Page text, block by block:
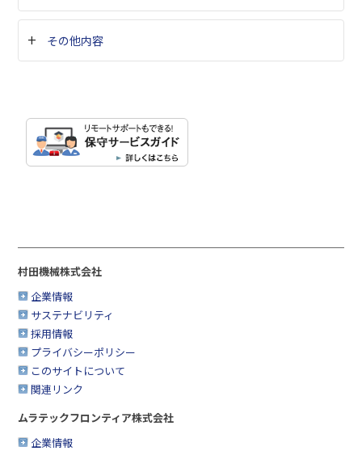
その他内容
村田機械株式会社
企業情報
サステナビリティ
採用情報
プライバシーポリシー
このサイトについて
関連リンク
ムラテックフロンティア株式会社
企業情報